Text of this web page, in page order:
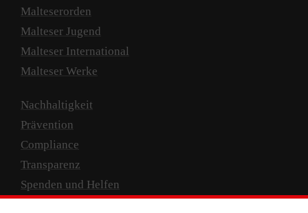
Malteserorden
Malteser Jugend
Malteser International
Malteser Werke
Nachhaltigkeit
Prävention
Compliance
Transparenz
Spenden und Helfen